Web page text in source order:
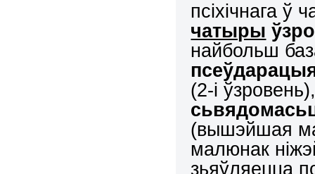
псіхічнага ў
чатыры
найбольш
(2-і
(вышэйшая
малюнак
зьяўляецца